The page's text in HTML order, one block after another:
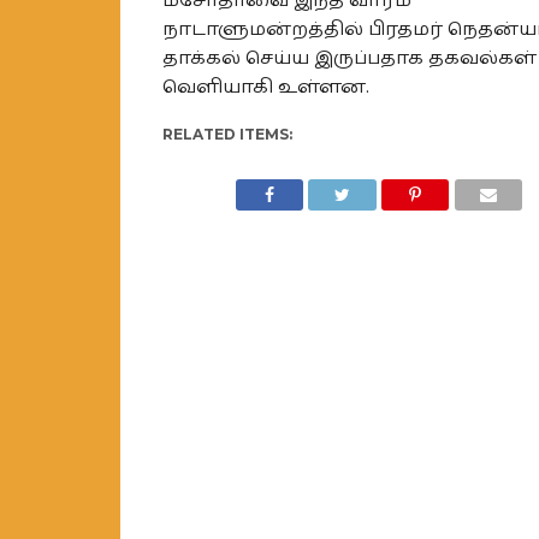
நாடாளுமன்றத்தில் பிரதமர்
தாக்கல் செய்ய இருப்பதாக தகவல்கள்
வெளியாகி உள்ளன.
RELATED ITEMS: